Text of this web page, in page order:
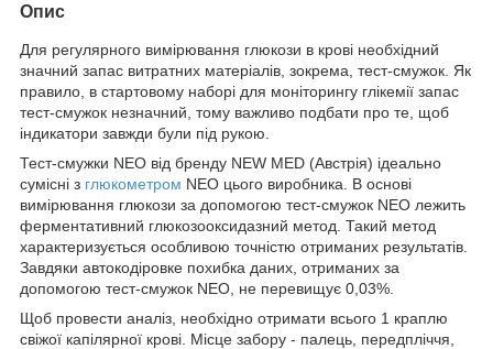
Опис
Для регулярного вимірювання глюкози в крові необхідний
значний запас витратних матеріалів, зокрема, тест-смужок. Як
правило, в стартовому наборі для моніторингу глікемії запас
тест-смужок незначний, тому важливо подбати про те, щоб
індикатори завжди були під рукою.
Тест-смужки NEO від бренду NEW MED (Австрія) ідеально
сумісні з глюкометром NEO цього виробника. В основі
вимірювання глюкози за допомогою тест-смужок NEO лежить
ферментативний глюкозооксидазний метод. Такий метод
характеризується особливою точністю отриманих результатів.
Завдяки автокодіровке похибка даних, отриманих за
допомогою тест-смужок NEO, не перевищує 0,03%.
Щоб провести аналіз, необхідно отримати всього 1 краплю
свіжої капілярної крові. Місце забору - палець, передпліччя,